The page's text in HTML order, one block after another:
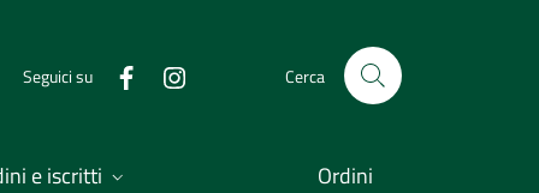
Seguici su Cerca
e iscritti Ordini